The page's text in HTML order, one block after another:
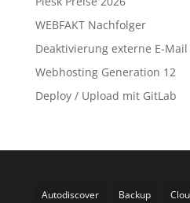
WEBFAKT Nachfolger
Deaktivierung externe E-
Webhosting Generation 12
Deploy / Upload mit GitLab
Autodiscover Backup